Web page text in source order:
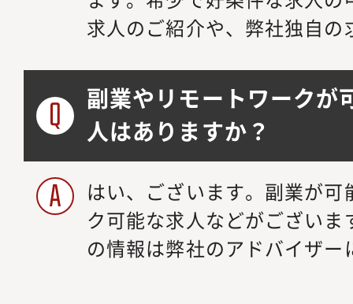
求人のご紹介や、弊社独自
副業やリモートワークが
人はありますか？
はい、ございます。副業が
ク可能な求人などがござい
の情報は弊社のアドバイザ